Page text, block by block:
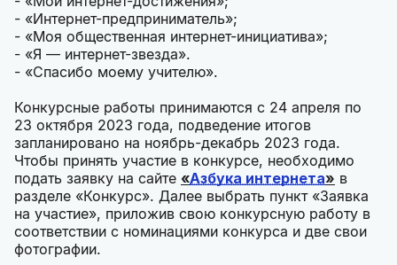
- «Интернет-предприниматель»;
- «Моя общественная интернет-инициатива»;
- «Я — интернет-звезда».
- «Спасибо моему учителю».
Конкурсные работы принимаются с 24 апреля по
23 октября 2023 года, подведение итогов
запланировано на ноябрь-декабрь 2023 года.
Чтобы принять участие в конкурсе, необходимо
подать заявку на сайте «Азбука интернета» в
разделе «Конкурс». Далее выбрать пункт «Заявка
на участие», приложив свою конкурсную работу в
соответствии с номинациями конкурса и две свои
фотографии.